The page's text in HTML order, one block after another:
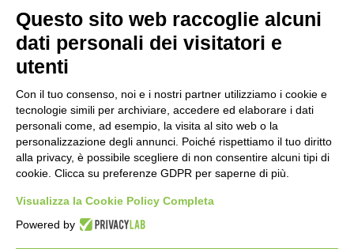
Piano straordinario casa, aperti
concorsi internazionali
Rapporto OsMed 2025 sull’uso dei
farmaci in Italia
1 giorno fa
dei ghiacciai del pianeta
1 giorno fa
Questo sito web raccoglie alcuni
dati personali dei visitatori e
utenti
Con il tuo consenso, noi e i nostri partner utilizziamo i cookie e
tecnologie simili per archiviare, accedere ed elaborare i dati
personali come, ad esempio, la visita al sito web o la
personalizzazione degli annunci. Poiché rispettiamo il tuo diritto
alla privacy, è possibile scegliere di non consentire alcuni tipi di
cookie. Clicca su preferenze GDPR per saperne di più.
Visualizza la Cookie Policy Completa
Powered by